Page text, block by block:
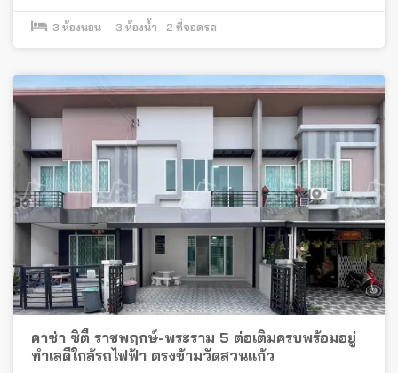
3 ห้องนอน 3 ห้องน้ำ 2 ที่จอดรถ
คาซ่า ซิตี้ ราชพฤกษ์-พระราม 5 ต่อเติมครบพร้อมอยู่
ทำเลดีใกล้รถไฟฟ้า ตรงข้ามวัดสวนแก้ว